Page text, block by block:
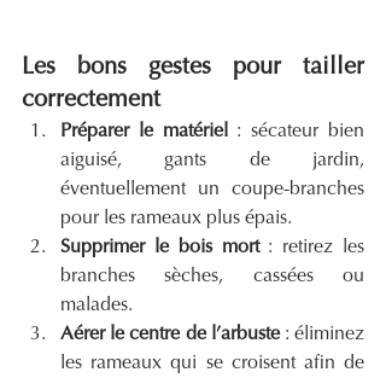
Les bons gestes pour tailler
correctement
Préparer le matériel : sécateur bien
aiguisé, gants de jardin,
éventuellement un coupe-branches
pour les rameaux plus épais.
Supprimer le bois mort : retirez les
branches sèches, cassées ou
malades.
Aérer le centre de l’arbuste : éliminez
les rameaux qui se croisent afin de